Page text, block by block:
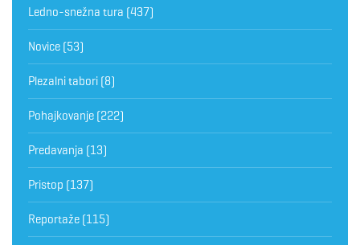
Ledno-snežna tura (437)
Novice (53)
Plezalni tabori (8)
Pohajkovanje (222)
Predavanja (13)
Pristop (137)
Reportaže (115)